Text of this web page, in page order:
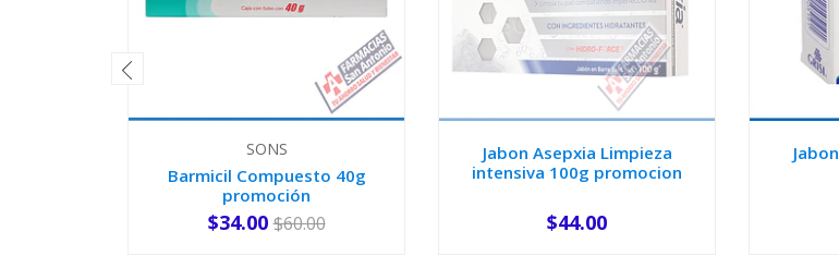
SONS
Barmicil Compuesto 40g
promoción
+
$34.00$60.00
Jabon Asepxia Limpieza
intensiva 100g promocion
AGOTADO
$44.00